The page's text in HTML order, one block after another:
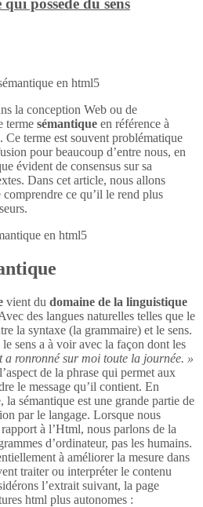
possède du sens
la conception Web ou de
terme sémantique en référence à
Ce terme est souvent problématique
pour beaucoup d’entre nous, en
évident de consensus sur sa
Dans cet article, nous allons
ce qu’il le rend plus
en html5
vient du domaine de la linguistique
des langues naturelles telles que le
la syntaxe (la grammaire) et le sens.
sens a à voir avec la façon dont les
a ronronné sur moi toute la journée. »
de la phrase qui permet aux
le message qu’il contient. En
sémantique est une grande partie de
par le langage. Lorsque nous
à l’Html, nous parlons de la
d’ordinateur, pas les humains.
à améliorer la mesure dans
traiter ou interpréter le contenu
l’extrait suivant, la page
html plus autonomes :